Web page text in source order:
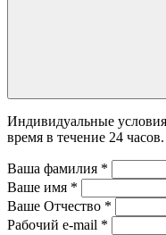
Индивидуальные
время в течение 24 часов.
Ваша фамилия *
Ваше имя *
Ваше Отчество *
Рабочий e-mail *